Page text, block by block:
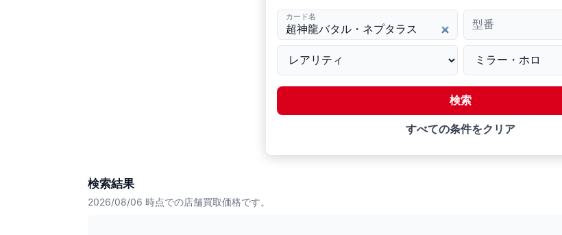
カード名
型番
検索
すべての条件をクリア
検索結果
2026/08/06 時点での店舗買取価格です。